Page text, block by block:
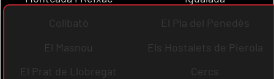
Collbató
El Pla del Penedès
El Masnou
Els Hostalets de Pierola
El Prat de Llobregat
Cercs